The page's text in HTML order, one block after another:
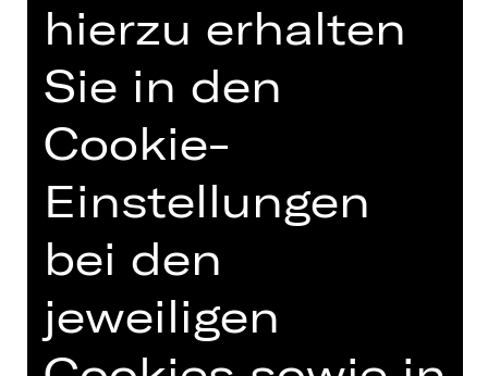
Opernhaus.
Eine Veranstaltung des Damenclubs
zur Förderung der Oper Nürnberg.
Foto © Ludwig Olah
TERMINE UND BESETZUNG
hierzu erhalten
Sie in den
Cookie-
Einstellungen
bei den
jeweiligen